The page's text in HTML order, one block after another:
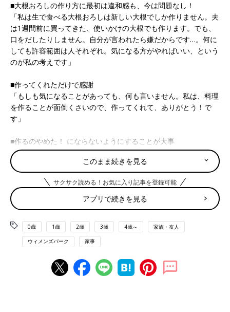
■大根おろしの作り方に最初は違和感も、今は問題なし！
「私は生で食べる大根おろしは新しい大根でしか作りません。夫
は1週間前に買ってきた、使いかけの大根でも作ります。でも、
口をだしたりしません。自分が言われたら嫌だからです…。何に
しても許容範囲は人それぞれ。気になる方がやればいい、という
のが私の考えです」
■作ってくれただけで感謝
「もしも気になることがあっても、何も言いません。私は、料理
を作ることが面倒くさいので、作ってくれて、ありがとう！で
す」
■作るのやめた！ にならないようにすることが大事
「これからの時期、食中毒が心配なので“肉などの生ものを触っ
た手や、道具は必ず洗ってから”“火はしっかり通す”の２点だけは
死守してもらい、これ以外は見て見ぬふりをするかな。作るのを
やーめたってことにならないようにします」
■自分が言われて嫌なことはしない！
「やらないことについての文句は言いますが、やってくれている
家事についての文句は言わないかな。自分が家事について文句を
言われたら、『じゃぁ、自分でやれば？』と、思うタイプなの
■健康被害がない限りはそっとしておく
このまま続きを見る
サクサク読める！お気に入り記事を登録可能
アプリで続きを見る
0歳 1歳 2歳 3歳 4歳～ 家族・友人
ウィメンズパーク 家事